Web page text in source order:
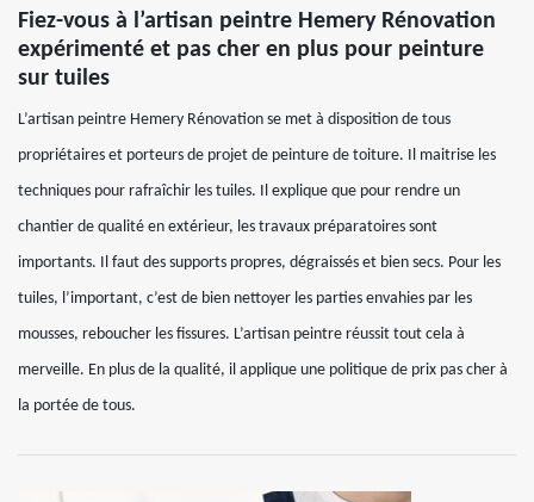
Fiez-vous à l’artisan peintre Hemery Rénovation
expérimenté et pas cher en plus pour peinture
sur tuiles
L’artisan peintre Hemery Rénovation se met à disposition de tous
propriétaires et porteurs de projet de peinture de toiture. Il maitrise les
techniques pour rafraîchir les tuiles. Il explique que pour rendre un
chantier de qualité en extérieur, les travaux préparatoires sont
importants. Il faut des supports propres, dégraissés et bien secs. Pour les
tuiles, l’important, c’est de bien nettoyer les parties envahies par les
mousses, reboucher les fissures. L’artisan peintre réussit tout cela à
merveille. En plus de la qualité, il applique une politique de prix pas cher à
la portée de tous.